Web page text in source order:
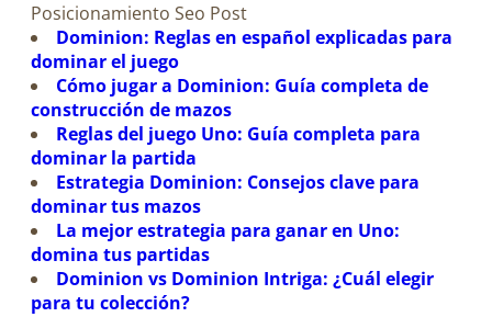
Posicionamiento Seo Post
Dominion: Reglas en español explicadas para
dominar el juego
Cómo jugar a Dominion: Guía completa de
construcción de mazos
Reglas del juego Uno: Guía completa para
dominar la partida
Estrategia Dominion: Consejos clave para
dominar tus mazos
La mejor estrategia para ganar en Uno:
domina tus partidas
Dominion vs Dominion Intriga: ¿Cuál elegir
para tu colección?